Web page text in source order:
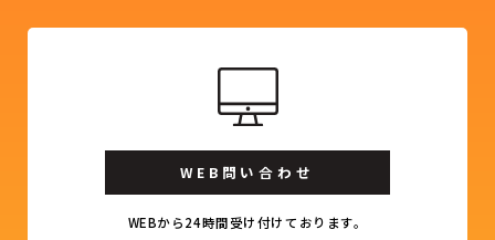
WEB問い合わせ
WEBから24時間受け付けております。